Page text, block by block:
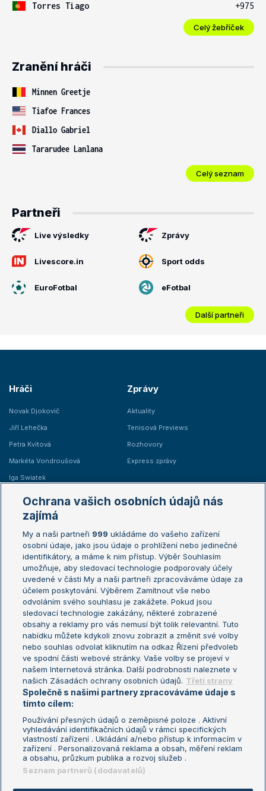
Torres Tiago
+975
Celý žebříček
Zranění hráči
Minnen Greetje
Tiafoe Frances
Diallo Gabriel
Tararudee Lanlana
Celý seznam
Partneři
Live výsledky Zprávy
Livescore.in Sport odds
EuroFotbal eFotbal
Další partneři
Hráči
Novak Djokovič
Jiří Lehečka
Petra Kvitová
Markéta Vondroušová
Iga Swiatek
Zprávy
Aktuality
Tenisová Previews
Rozhovory
Express zprávy
Žebříčky
Žebříček ATP (muži)
Žebříček WTA (ženy)
Sázkařský žebříček
Australian Open
French Open
Wimbledon
US Open
Turnaj mistrů
Turnaj mistryň
Aktualní trendy
Fotbalové přestupy
Livesport Daily
LS Prague Open
Podmínky užití
Nastavení soukromí
GDPR a žurnalistika
Reklama
Kontakt
Informace o zpracování osobních
údajů
Ochrana vašich osobních údajů nás
zajímá
My a naši partneři 999 ukládáme do vašeho zařízení
osobní údaje, jako jsou údaje o prohlížení nebo jedinečné
identifikátory, a máme k nim přístup. Výběr Souhlasím
umožňuje, aby sledovací technologie podporovaly účely
uvedené v části My a naši partneři zpracováváme údaje za
účelem poskytování. Výběrem Zamítnout vše nebo
odvoláním svého souhlasu je zakážete. Pokud jsou
sledovací technologie zakázány, některé zobrazené
obsahy a reklamy pro vás nemusí být tolik relevantní. Tuto
nabídku můžete kdykoli znovu zobrazit a změnit své volby
nebo souhlas odvolat kliknutím na odkaz Řízení předvoleb
ve spodní části webové stránky. Vaše volby se projeví v
našem Internetová stránka. Další podrobnosti naleznete v
našich Zásadách ochrany osobních údajů. Třetí strany
Společně s našimi partnery zpracováváme údaje s
tímto cílem:
Používání přesných údajů o zeměpisné poloze . Aktivní
vyhledávání identifikačních údajů v rámci specifických
vlastností zařízení . Ukládání a/nebo přístup k informacím v
zařízení . Personalizovaná reklama a obsah, měření reklam
a obsahu, průzkum publika a rozvoj služeb .
Seznam partnerů (dodavatelů)